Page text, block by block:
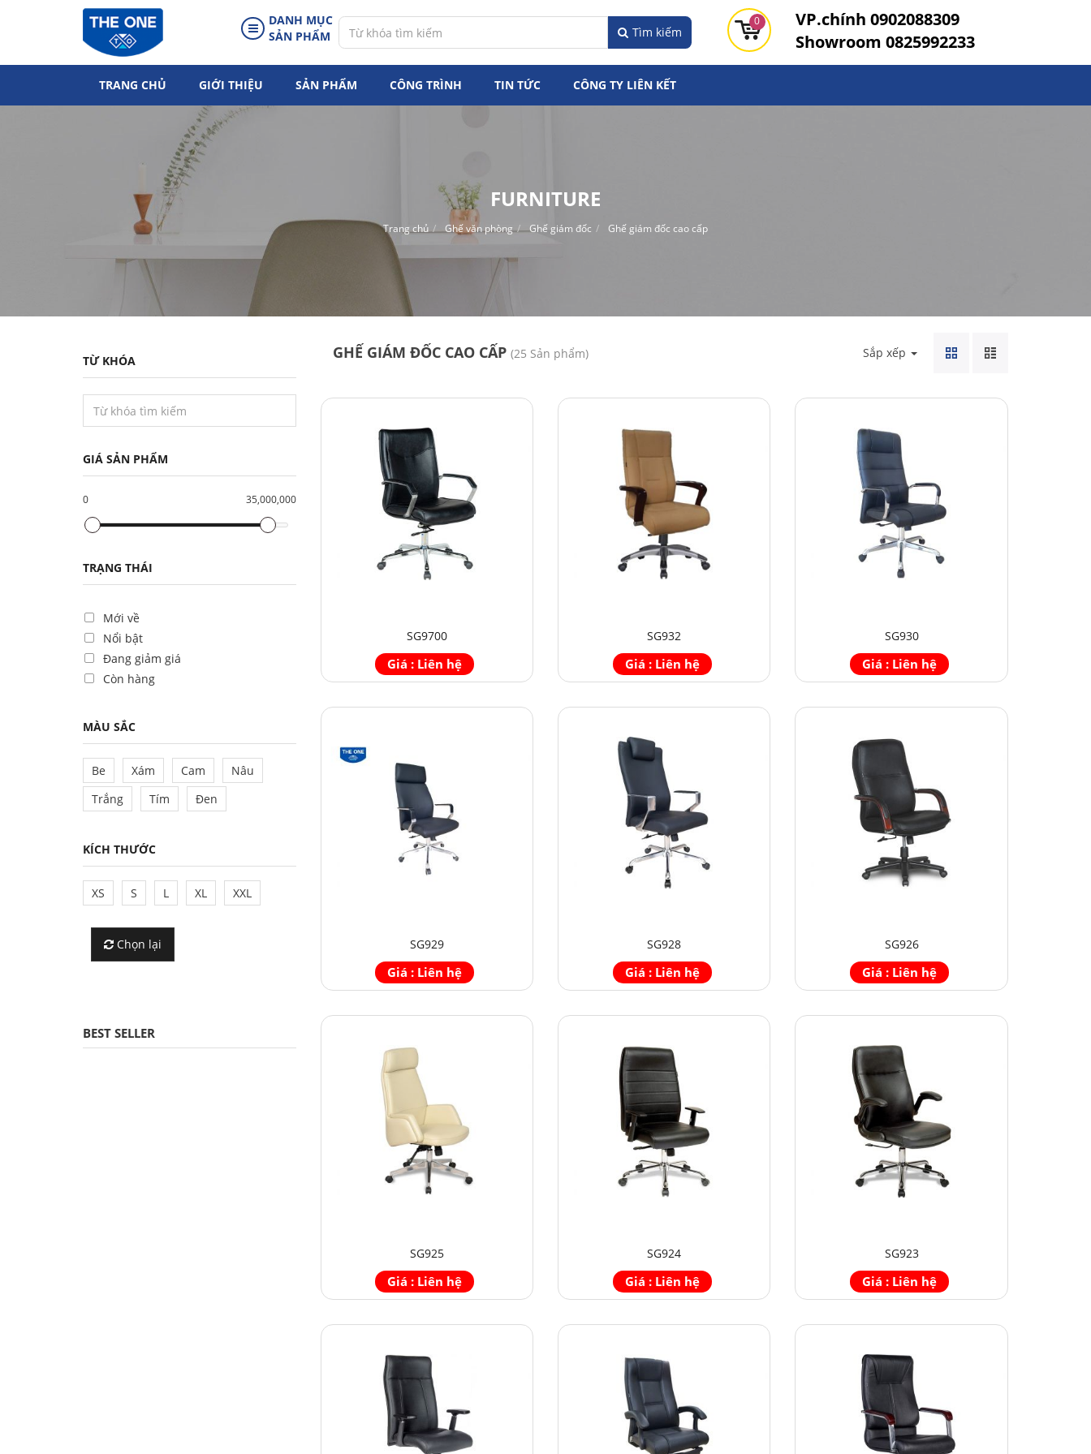
Tìm kiếm
DANH MỤC
SẢN PHẨM
0 VP.chính 0902088309
Showroom 0825992233
TRANG CHỦ GIỚI THIỆU SẢN PHẨM CÔNG TRÌNH TIN TỨC CÔNG TY LIÊN KẾT
FURNITURE
Trang chủ Ghế văn phòng Ghế giám đốc Ghế giám đốc cao cấp
TỪ KHÓA
GIÁ SẢN PHẨM
0 35,000,000
TRẠNG THÁI
Mới về
Nổi bật
Đang giảm giá
Còn hàng
MÀU SẮC
Be Xám Cam
Nâu
Trắng
Tím Đen
KÍCH THƯỚC
XS S L XL XXL
Chọn lại
BEST SELLER
GHẾ GIÁM ĐỐC CAO CẤP (25 Sản phẩm) Sắp xếp
SG9700
Giá : Liên hệ
SG932
Giá : Liên hệ
SG930
Giá : Liên hệ
SG929
Giá : Liên hệ
SG928
Giá : Liên hệ
SG926
Giá : Liên hệ
SG925
Giá : Liên hệ
SG924
Giá : Liên hệ
SG923
Giá : Liên hệ